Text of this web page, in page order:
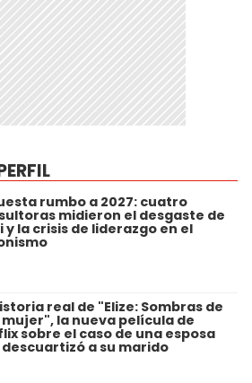
rumbo a 2027: cuatro
midieron el desgaste de
y la crisis de liderazgo en el
real de "Elize: Sombras de
la nueva película de
sobre el caso de una esposa
a su marido